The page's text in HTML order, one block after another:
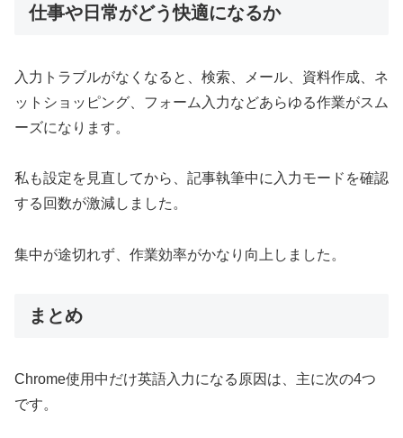
仕事や日常がどう快適になるか
入力トラブルがなくなると、検索、メール、資料作成、ネ
ットショッピング、フォーム入力などあらゆる作業がスム
ーズになります。
私も設定を見直してから、記事執筆中に入力モードを確認
する回数が激減しました。
集中が途切れず、作業効率がかなり向上しました。
まとめ
Chrome使用中だけ英語入力になる原因は、主に次の4つ
です。